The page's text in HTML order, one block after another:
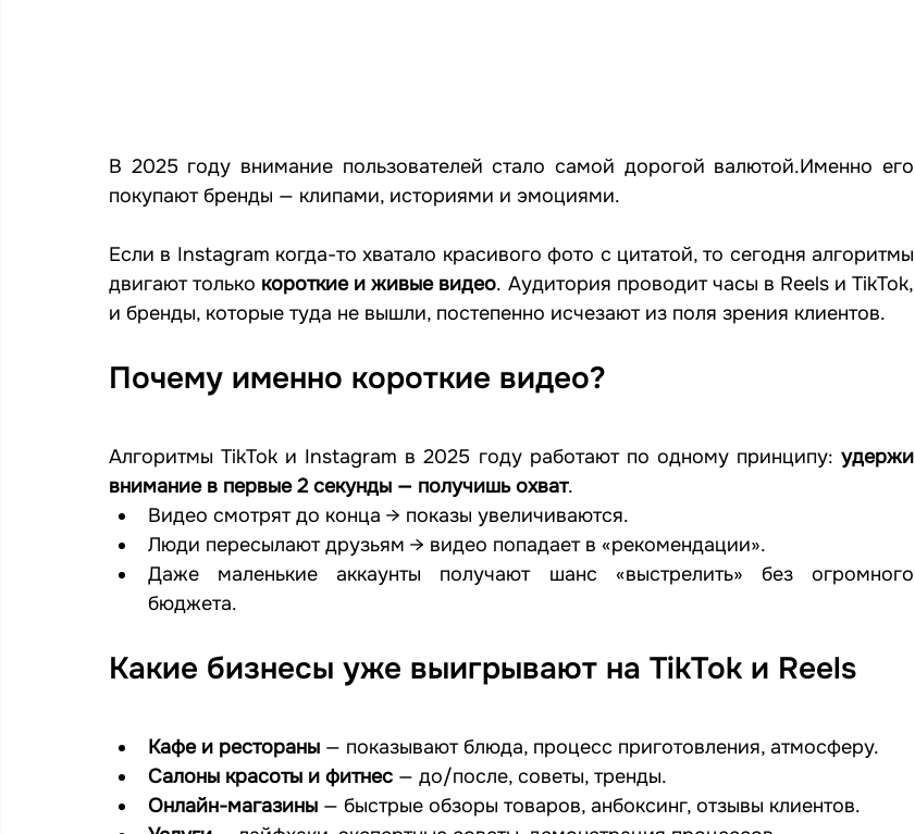
В 2025 году внимание пользователей стало самой дорогой валютой.Именно его
покупают бренды — клипами, историями и эмоциями.
Если в Instagram когда-то хватало красивого фото с цитатой, то сегодня алгоритмы
двигают только короткие и живые видео. Аудитория проводит часы в Reels и TikTok,
и бренды, которые туда не вышли, постепенно исчезают из поля зрения клиентов.
Почему именно короткие видео?
Алгоритмы TikTok и Instagram в 2025 году работают по одному принципу: удержи
внимание в первые 2 секунды — получишь охват.
Видео смотрят до конца → показы увеличиваются.
Люди пересылают друзьям → видео попадает в «рекомендации».
Даже маленькие аккаунты получают шанс «выстрелить» без огромного
бюджета.
Какие бизнесы уже выигрывают на TikTok и Reels
Кафе и рестораны — показывают блюда, процесс приготовления, атмосферу.
Салоны красоты и фитнес — до/после, советы, тренды.
Онлайн-магазины — быстрые обзоры товаров, анбоксинг, отзывы клиентов.